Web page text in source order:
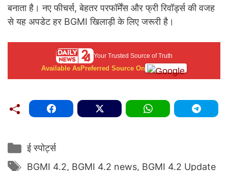
बनाता है। नए फीचर्स, बेहतर परफॉर्मेंस और फ्री रिवॉर्ड्स की वजह
से यह अपडेट हर BGMI खिलाड़ी के लिए जरूरी है।
Your Trusted Source of Truth
Available AsPreferred Source On
Categories
ई स्पोर्ट्स
Tags
BGMI 4.2, BGMI 4.2 news, BGMI 4.2 Update